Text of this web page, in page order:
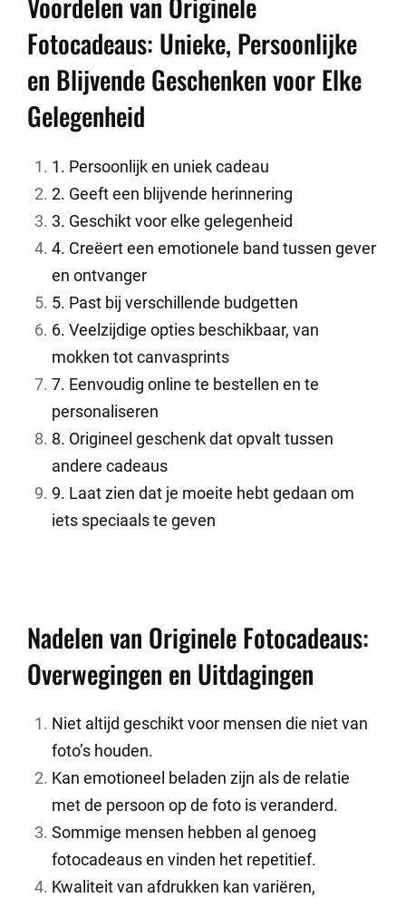
Fotocadeaus: Unieke, Persoonlijke
en Blijvende Geschenken voor Elke
Gelegenheid
1. Persoonlijk en uniek cadeau
2. Geeft een blijvende herinnering
3. Geschikt voor elke gelegenheid
4. Creëert een emotionele band tussen gever
en ontvanger
5. Past bij verschillende budgetten
6. Veelzijdige opties beschikbaar, van
mokken tot canvasprints
7. Eenvoudig online te bestellen en te
personaliseren
8. Origineel geschenk dat opvalt tussen
andere cadeaus
9. Laat zien dat je moeite hebt gedaan om
iets speciaals te geven
Nadelen van Originele Fotocadeaus:
Overwegingen en Uitdagingen
Niet altijd geschikt voor mensen die niet van
foto’s houden.
Kan emotioneel beladen zijn als de relatie
met de persoon op de foto is veranderd.
Sommige mensen hebben al genoeg
fotocadeaus en vinden het repetitief.
Kwaliteit van afdrukken kan variëren,